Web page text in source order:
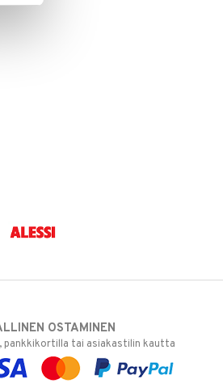
OSTAMINEN
pankkikortilla tai asiakastilin kautta